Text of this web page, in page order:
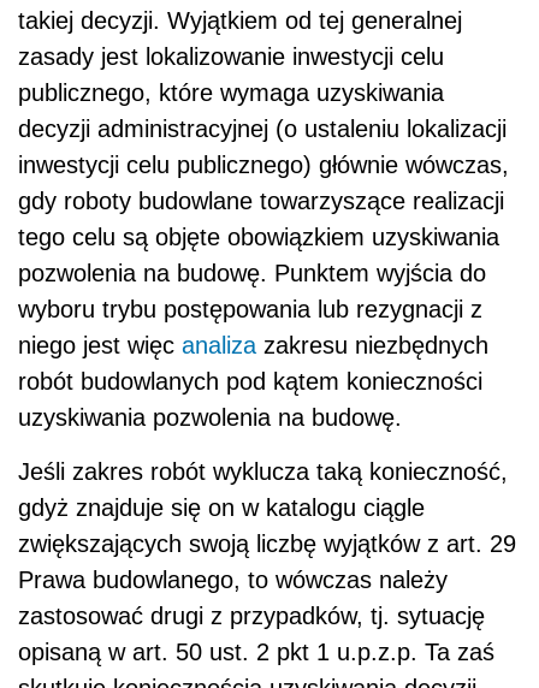
takiej decyzji. Wyjątkiem od tej generalnej
zasady jest lokalizowanie inwestycji celu
publicznego, które wymaga uzyskiwania
decyzji administracyjnej (o ustaleniu lokalizacji
inwestycji celu publicznego) głównie wówczas,
gdy roboty budowlane towarzyszące realizacji
tego celu są objęte obowiązkiem uzyskiwania
pozwolenia na budowę. Punktem wyjścia do
wyboru trybu postępowania lub rezygnacji z
niego jest więc analiza zakresu niezbędnych
robót budowlanych pod kątem konieczności
uzyskiwania pozwolenia na budowę.
Jeśli zakres robót wyklucza taką konieczność,
gdyż znajduje się on w katalogu ciągle
zwiększających swoją liczbę wyjątków z art. 29
Prawa budowlanego, to wówczas należy
zastosować drugi z przypadków, tj. sytuację
opisaną w art. 50 ust. 2 pkt 1 u.p.z.p. Ta zaś